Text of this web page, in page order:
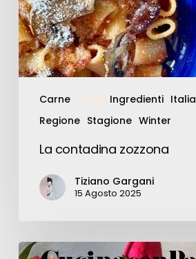
Carne Food Ingredienti Italia
Regione Stagione Winter
La contadina zozzona
Tiziano Gargani
15 Agosto 2025
Pizzelle